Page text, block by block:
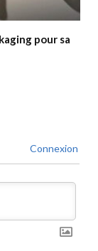
pour sa
Connexion